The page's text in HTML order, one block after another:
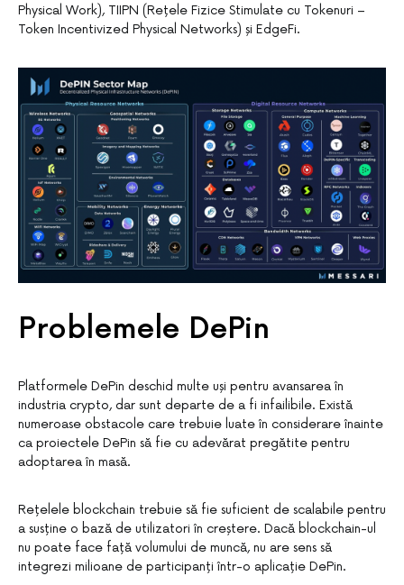
Physical Work), TIIPN (Rețele Fizice Stimulate cu Tokenuri –
Token Incentivized Physical Networks) și EdgeFi.
Problemele DePin
Platformele DePin deschid multe uși pentru avansarea în
industria crypto, dar sunt departe de a fi infailibile. Există
numeroase obstacole care trebuie luate în considerare înainte
ca proiectele DePin să fie cu adevărat pregătite pentru
adoptarea în masă.
Rețelele blockchain trebuie să fie suficient de scalabile pentru
a susține o bază de utilizatori în creștere. Dacă blockchain-ul
nu poate face față volumului de muncă, nu are sens să
integrezi milioane de participanți într-o aplicație DePin.